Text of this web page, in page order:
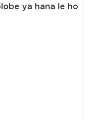
ya hana le ho